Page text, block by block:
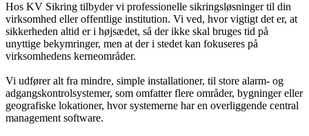
Hos KV Sikring tilbyder vi professionelle sikringsløsninger til din
virksomhed eller offentlige institution. Vi ved, hvor vigtigt det er, at
sikkerheden altid er i højsædet, så der ikke skal bruges tid på
unyttige bekymringer, men at der i stedet kan fokuseres på
virksomhedens kerneområder.
Vi udfører alt fra mindre, simple installationer, til store alarm- og
adgangskontrolsystemer, som omfatter flere områder, bygninger eller
geografiske lokationer, hvor systemerne har en overliggende central
management software.